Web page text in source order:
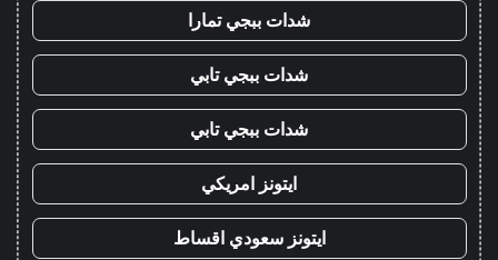
شدات ببجي تمارا
شدات ببجي تابي
شدات ببجي تابي
ايتونز امريكي
ايتونز سعودي اقساط